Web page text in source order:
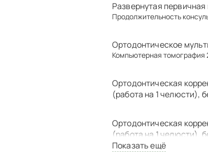
Развернутая
Продолжительность
Ортодонтическое
Компьютерная томография
Ортодонтическая
(работа на 1 челюсти),
Ортодонтическая
(работа на 1 челюсти),
Показать ещё